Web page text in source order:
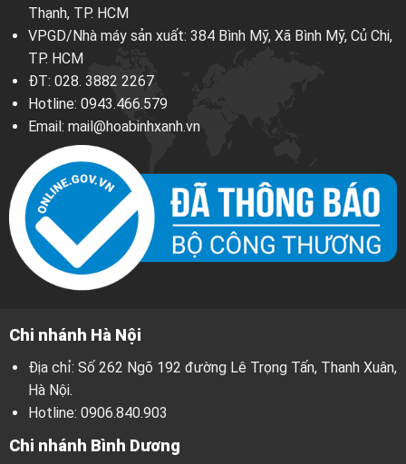
Thạnh, TP. HCM
VPGD/Nhà máy sản xuất: 384 Bình Mỹ, Xã Bình Mỹ, Củ Chi,
TP. HCM
ĐT: 028. 3882 2267
Hotline: 0943.466.579
Email: mail@hoabinhxanh.vn
Chi nhánh Hà Nội
Địa chỉ: Số 262 Ngõ 192 đường Lê Trọng Tấn, Thanh Xuân,
Hà Nội.
Hotline: 0906.840.903
Chi nhánh Bình Dương